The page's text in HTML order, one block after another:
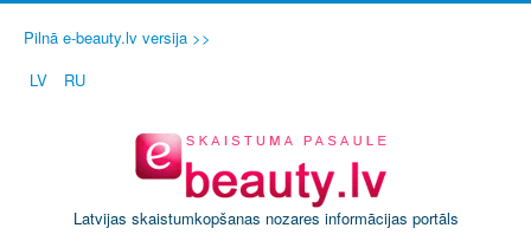
Pilnā e-beauty.lv versija >>
LV
RU
Latvijas skaistumkopšanas nozares informācijas portāls